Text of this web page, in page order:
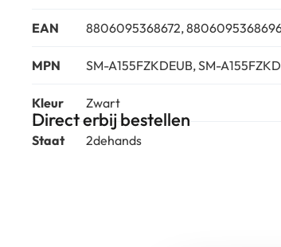
EAN 8806095368672,
MPN SM-A155FZKDEUB, SM-
Kleur Zwart
Staat 2dehands
Direct erbij bestellen